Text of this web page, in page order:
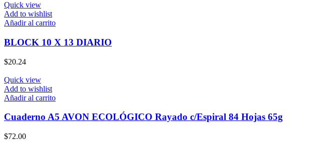
Quick view
Add to wishlist
Añadir al carrito
BLOCK 10 X 13 DIARIO
$20.24
Quick view
Add to wishlist
Añadir al carrito
Cuaderno A5 AVON ECOLÓGICO Rayado c/Espiral 84 Hojas 65g
$72.00